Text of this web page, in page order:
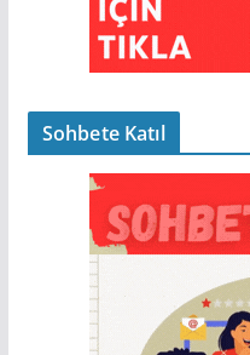
Sohbete Katıl